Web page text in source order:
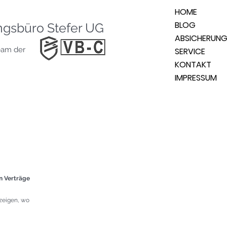
Stefer UG
der
HOME
BLOG
ABSICHERUNG
SERVICE
KONTAKT
IMPRESSUM
Verträge
wo